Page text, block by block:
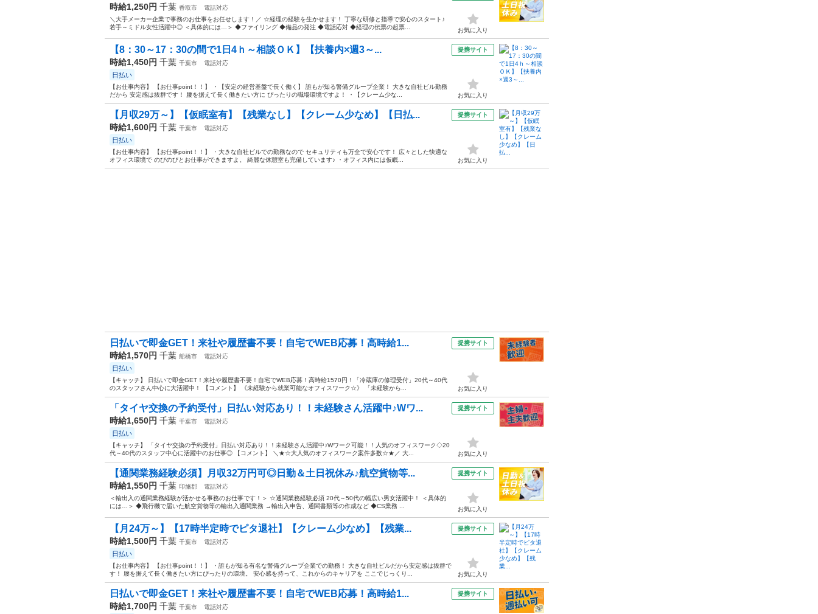
時給1,250円 千葉 香取市
電話対応
＼大手メーカー企業で事務のお仕事をお任せします！／ ☆経理の経験を生かせます！ 丁寧な研修と指導で安心のスタート♪
若手～ミドル女性活躍中◎ ＜具体的には…＞ ◆ファイリング ◆備品の発注 ◆電話応対 ◆経理の伝票の起票...
お気に入り
【8：30～17：30の間で1日4ｈ～相談ＯＫ】【扶養内×週3～...
時給1,450円 千葉 千葉市 電話対応
日払い
【お仕事内容】 【お仕事point！！】 ・【安定の経営基盤で長く働く】 誰もが知る警備グループ企業！ 大きな自社ビル勤務
だから 安定感は抜群です！ 腰を据えて長く働きたい方に ぴったりの職場環境ですよ！ ・【クレーム少な...
提携サイト
お気に入り
【月収29万～】【仮眠室有】【残業なし】【クレーム少なめ】【日払...
時給1,600円 千葉 千葉市 電話対応
日払い
【お仕事内容】 【お仕事point！！】 ・大きな自社ビルでの勤務なので セキュリティも万全で安心です！ 広々とした快適な
オフィス環境で のびのびとお仕事ができますよ。 綺麗な休憩室も完備しています♪ ・オフィス内には仮眠...
提携サイト
お気に入り
日払いで即金GET！来社や履歴書不要！自宅でWEB応募！高時給1...
時給1,570円 千葉 船橋市 電話対応
日払い
【キャッチ】 日払いで即金GET！来社や履歴書不要！自宅でWEB応募！高時給1570円！「冷蔵庫の修理受付」20代～40代
のスタッフさん中心に大活躍中！ 【コメント】 《未経験から就業可能なオフィスワーク☆》 「未経験から...
提携サイト
お気に入り
「タイヤ交換の予約受付」日払い対応あり！！未経験さん活躍中♪Wワ...
時給1,650円 千葉 千葉市 電話対応
日払い
【キャッチ】 「タイヤ交換の予約受付」日払い対応あり！！未経験さん活躍中♪Wワーク可能！！人気のオフィスワーク◇20
代～40代のスタッフ中心に活躍中のお仕事◎ 【コメント】 ＼★☆大人気のオフィスワーク案件多数☆★／ 大...
提携サイト
お気に入り
【通関業務経験必須】月収32万円可◎日勤＆土日祝休み♪航空貨物等...
時給1,550円 千葉 印旛郡
電話対応
＜輸出入の通関業務経験が活かせる事務のお仕事です！＞ ☆通関業務経験必須 20代～50代の幅広い男女活躍中！ ＜具体的
には…＞ ◆飛行機で届いた航空貨物等の輸出入通関業務 →輸出入申告、通関書類等の作成など ◆CS業務 ...
提携サイト
お気に入り
【月24万～】【17時半定時でピタ退社】【クレーム少なめ】【残業...
時給1,500円 千葉 千葉市 電話対応
日払い
【お仕事内容】 【お仕事point！！】 ・誰もが知る有名な警備グループ企業での勤務！ 大きな自社ビルだから安定感は抜群で
す！ 腰を据えて長く働きたい方にぴったりの環境。 安心感を持って、これからのキャリアを ここでじっくり...
提携サイト
お気に入り
日払いで即金GET！来社や履歴書不要！自宅でWEB応募！高時給1...
時給1,700円 千葉 千葉市 電話対応
提携サイト